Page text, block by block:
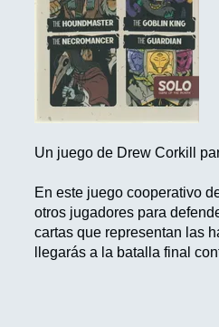
Un juego de Drew Corkill
En este juego cooperativo
otros jugadores para
cartas que representan las
llegarás a la batalla final